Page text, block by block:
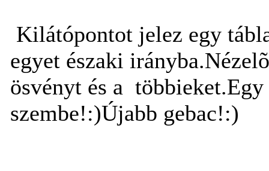
Kilátópontot jelez egy
egyet északi
ösvényt és a
szembe!:)Újabb gebac!:)